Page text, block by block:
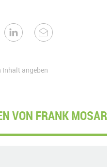
Inhalt angeben
VON FRANK MOSAR